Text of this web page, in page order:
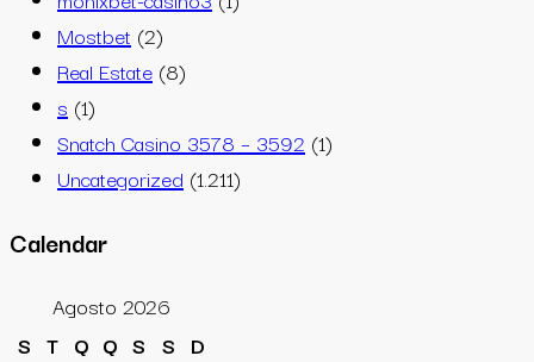
Mostbet (2)
Real Estate (8)
s (1)
Snatch Casino 3578 – 3592 (1)
Uncategorized (1.211)
Calendar
Agosto 2026
S T Q Q S S D